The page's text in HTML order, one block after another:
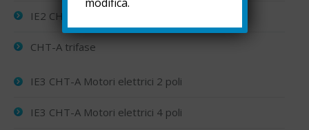
IE2 CHT-G Motori elettrici 6 poli
CHT-A trifase
IE3 CHT-A Motori elettrici 2 poli
IE3 CHT-A Motori elettrici 4 poli